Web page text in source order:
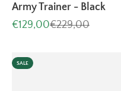
Army Trainer - Black
Aanbiedingsprijs
€129,00Normale prijs
€229,00
SALE